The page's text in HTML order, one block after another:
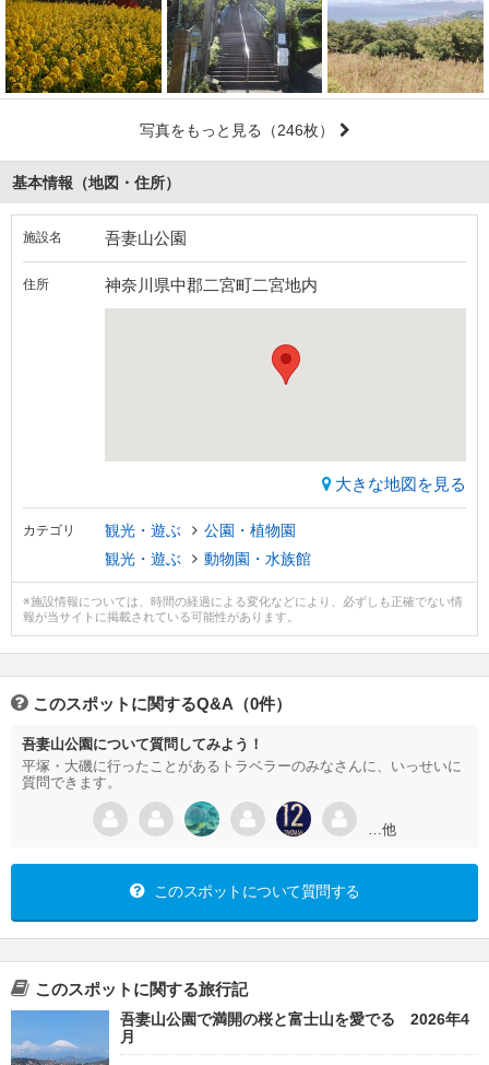
写真をもっと見る （246枚）
基本情報（地図・住所）
施設名 吾妻山公園
住所 神奈川県中郡二宮町二宮地内
大きな地図を見る
カテゴリ 観光・遊ぶ
公園・植物園
観光・遊ぶ
動物園・水族館
※施設情報については、時間の経過による変化などにより、必ずしも正確でない情
報が当サイトに掲載されている可能性があります。
このスポットに関するQ&A（0件）
吾妻山公園について質問してみよう！
平塚・大磯に行ったことがあるトラベラーのみなさんに、いっせいに
質問できます。
…他
このスポットについて質問する
このスポットに関する旅行記
吾妻山公園で満開の桜と富士山を愛でる 2026年4
月